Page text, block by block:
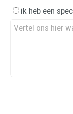
ik heb een